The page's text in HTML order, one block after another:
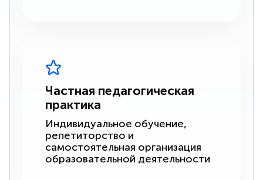
Частная педагогическая
практика
Индивидуальное обучение,
репетиторство и
самостоятельная организация
образовательной деятельности